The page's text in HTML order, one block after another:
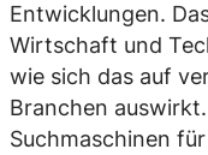
Entwicklungen.
Wirtschaft und
wie sich das auf
Branchen auswirkt.
Suchmaschinen